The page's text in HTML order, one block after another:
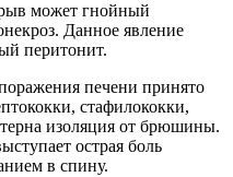
может гнойный
Данное явление
перитонит.
печени принято
стафилококки,
изоляция от брюшины.
острая боль
в спину.